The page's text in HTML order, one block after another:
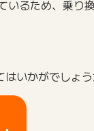
るため、乗り
いかがでしょう